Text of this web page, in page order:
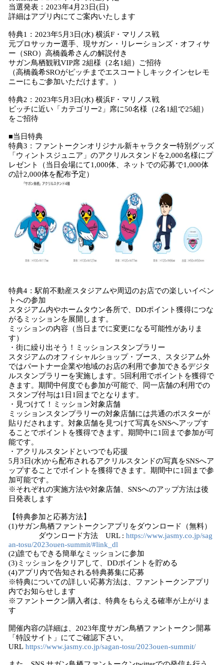
当選発表：2023年4月23日(日)
詳細はアプリ内にてご案内いたします
特典1：2023年5月3日(水) 横浜F・マリノス戦
元プロサッカー選手、現サガン・リレーションズ・オフィサ
ー（SRO）高橋義希さんの解説付き
サガン鳥栖観戦VIP席 2組様（2名1組）ご招待
（高橋義希SROがピッチまでエスコートしキックインセレモ
ニーにもご参加いただけます。）
特典2：2023年5月3日(水) 横浜F・マリノス戦
ピッチに近い「カテゴリー2」席に50名様（2名1組で25組）
をご招待
■当日特典
特典3：ファントークンオリジナル新キャラクター特別グッズ
「ウィントスジュニア」のアクリルスタンドを2,000名様にプ
レゼント（当日会場にて1,000体、ネットでの応募で1,000体
の計2,000体を配布予定）
特典4：駅前不動産スタジアムや周辺のお店での楽しいイベン
トへの参加
スタジアム内やホームタウン各所で、DDポイント獲得につな
がるミッションを展開します。
ミッションの内容（当日までに変更になる可能性がありま
す）
・街に繰り出そう！ミッションスタンプラリー
スタジアムのオフィシャルショップ・ブース、スタジアム外
ではパートナー企業や地域のお店の利用で参加できるデジタ
ルスタンプラリーを実施します。5回利用でポイントを獲得で
きます。期間中何度でも参加が可能で、同一店舗の利用での
スタンプ付与は1日1回までとなります。
・見つけて！ミッション対象店舗
ミッションスタンプラリーの対象店舗には共通のポスターが
貼りだされます。対象店舗を見つけて写真をSNSへアップす
ることでポイントを獲得できます。期間中に1回まで参加が可
能です。
・アクリルスタンドといつでも応援
5月3日(水)から配布されるアクリルスタンドの写真をSNSへア
ップすることでポイントを獲得できます。期間中に1回まで参
加可能です。
※それぞれの実施方法や対象店舗、SNSへのアップ方法は後
日発表します
【特典参加と応募方法】
(1)サガン鳥栖ファントークンアプリをダウンロード（無料）
ダウンロード方法 URL : https://www.jasmy.co.jp/sag
an-tosu/2023ouen-summit/#link_dl
(2)誰でもできる簡単なミッションに参加
(3)ミッションをクリアして、DDポイントを貯める
(4)アプリ内で告知される特典募集に応募
※特典についての詳しい応募方法は、ファントークンアプリ
内でお知らせします
※ファントークン購入者は、特典をもらえる確率が上がりま
す
開催内容の詳細は、2023年度サガン鳥栖ファントークン開幕
「特設サイト」にてご確認下さい。
URL https://www.jasmy.co.jp/sagan-tosu/2023ouen-summit/